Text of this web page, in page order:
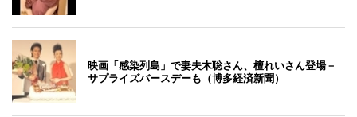
映画「感染列島」で妻夫木聡さん、檀れいさん登場－
サプライズバースデーも（博多経済新聞）